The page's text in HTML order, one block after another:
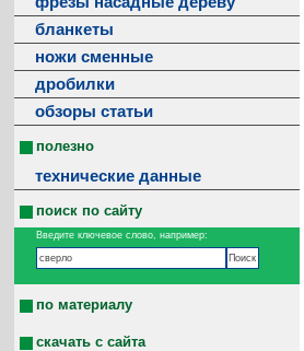
бланкеты
ножи сменные
дробилки
обзоры статьи
полезно
технические данные
поиск по сайту
Введите ключевое слово, например:
по материалу
скачать с сайта